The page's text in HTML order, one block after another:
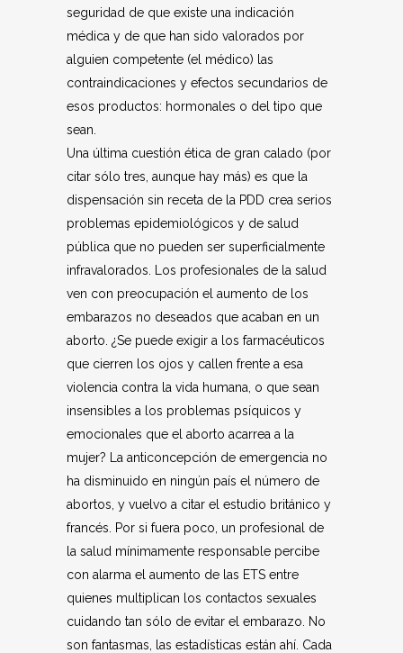
seguridad de que existe una indicación
médica y de que han sido valorados por
alguien competente (el médico) las
contraindicaciones y efectos secundarios de
esos productos: hormonales o del tipo que
sean.
Una última cuestión ética de gran calado (por
citar sólo tres, aunque hay más) es que la
dispensación sin receta de la PDD crea serios
problemas epidemiológicos y de salud
pública que no pueden ser superficialmente
infravalorados. Los profesionales de la salud
ven con preocupación el aumento de los
embarazos no deseados que acaban en un
aborto. ¿Se puede exigir a los farmacéuticos
que cierren los ojos y callen frente a esa
violencia contra la vida humana, o que sean
insensibles a los problemas psíquicos y
emocionales que el aborto acarrea a la
mujer? La anticoncepción de emergencia no
ha disminuido en ningún país el número de
abortos, y vuelvo a citar el estudio británico y
francés. Por si fuera poco, un profesional de
la salud mínimamente responsable percibe
con alarma el aumento de las ETS entre
quienes multiplican los contactos sexuales
cuidando tan sólo de evitar el embarazo. No
son fantasmas, las estadísticas están ahí. Cada